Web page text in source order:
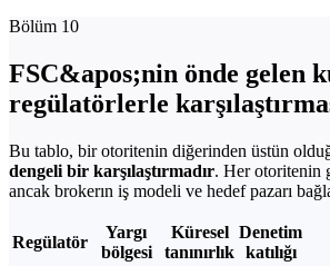
Bölüm 10
FSC&apos;nin önde gelen
regülatörlerle
Bu tablo, bir otoritenin diğerinden üstün
dengeli bir karşılaştırmadır. Her otoritenin
ancak brokerın iş modeli ve hedef pazarı
Regülatör
Yargı
bölgesi
Küresel
tanınırlık
Denetim
katılığı